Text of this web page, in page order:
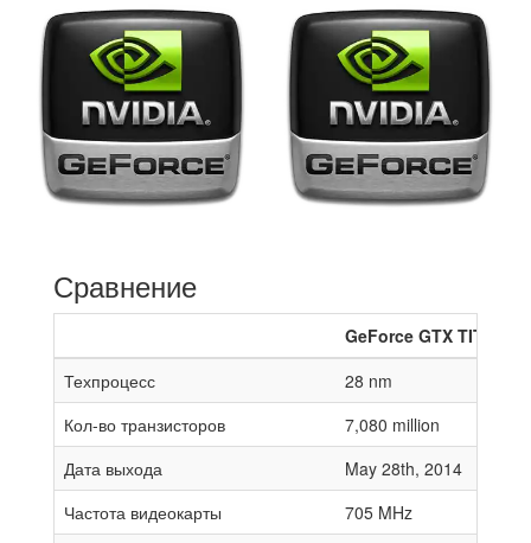
Сравнение
GeForce GTX TITAN Z
Техпроцесс
28 nm
Кол-во транзисторов
7,080 million
Дата выхода
May 28th, 2014
Частота видеокарты
705 MHz